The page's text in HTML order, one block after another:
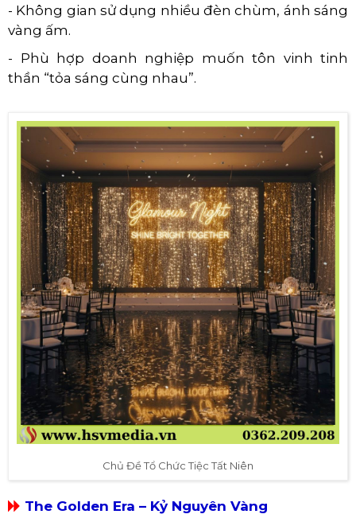
- Không gian sử dụng nhiều đèn chùm, ánh sáng
vàng ấm.
- Phù hợp doanh nghiệp muốn tôn vinh tinh
thần “tỏa sáng cùng nhau”.
Chủ Đề Tổ Chức Tiệc Tất Niên
The Golden Era – Kỷ Nguyên Vàng